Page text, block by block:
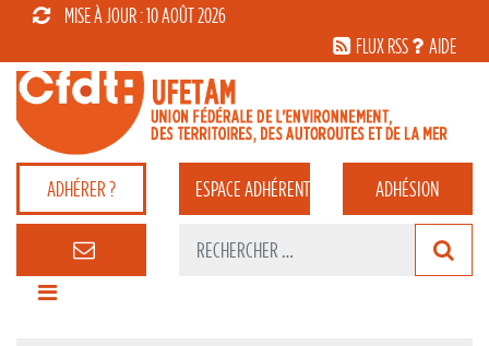
MISE À JOUR : 10 AOÛT 2026
FLUX RSS
AIDE
ADHÉRER ? ESPACEADHÉRENT ADHÉSION